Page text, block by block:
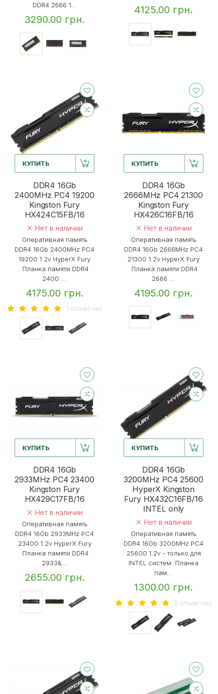
DDR4 2666 1...
3290.00 грн.
4125.00 грн.
КУПИТЬ
DDR4 16Gb
2400MHz PC4 19200
Kingston Fury
HX424C15FB/16
Нет в наличии
Оперативная память
DDR4 16Gb 2400MHz PC4
19200 1.2v HyperX Fury
Планка памяти DDR4
2400 ...
4175.00 грн.
1 отзыв(-ов)
КУПИТЬ
DDR4 16Gb
2666MHz PC4 21300
Kingston Fury
HX426C16FB/16
Нет в наличии
Оперативная память
DDR4 16Gb 2666MHz PC4
21300 1.2v HyperX Fury
Планка памяти DDR4
2666 ...
4195.00 грн.
КУПИТЬ
DDR4 16Gb
2933MHz PC4 23400
Kingston Fury
HX429C17FB/16
Нет в наличии
Оперативная память
DDR4 16Gb 2933MHz PC4
23400 1.2v HyperX Fury
Планка памяти DDR4
2933&...
2655.00 грн.
КУПИТЬ
DDR4 16Gb
3200MHz PC4 25600
HyperX Kingston
Fury HX432C16FB/16
INTEL only
Нет в наличии
Оперативная память
DDR4 16Gb 3200MHz PC4
25600 1.2v - только для
INTEL систем Планка
пам...
1300.00 грн.
2 отзыв(-ов)